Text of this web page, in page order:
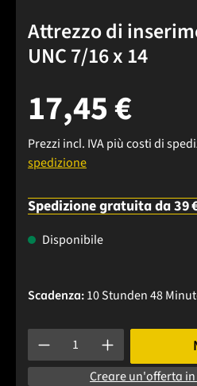
Attrezzo di
UNC 7/16 x 14
17,45 €
Prezzi incl. IVA più costi di
spedizione
Spedizione gratuita da 39
Disponibile
Scadenza:10 Stunden 48
Quantità del prodotto:
Creare un'offerta